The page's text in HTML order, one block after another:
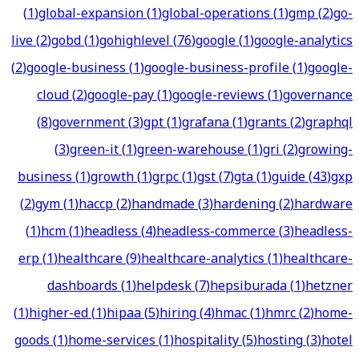
(1)global-expansion(1)global-operations(1)gmp(2)go-
live(2)gobd(1)gohighlevel(76)google(1)google-analytics
(2)google-business(1)google-business-profile(1)google-
cloud(2)google-pay(1)google-reviews(1)governance
(8)government(3)gpt(1)grafana(1)grants(2)graphql
(3)green-it(1)green-warehouse(1)gri(2)growing-
business(1)growth(1)grpc(1)gst(7)gta(1)guide(43)gxp
(2)gym(1)haccp(2)handmade(3)hardening(2)hardware
(1)hcm(1)headless(4)headless-commerce(3)headless-
erp(1)healthcare(9)healthcare-analytics(1)healthcare-
dashboards(1)helpdesk(7)hepsiburada(1)hetzner
(1)higher-ed(1)hipaa(5)hiring(4)hmac(1)hmrc(2)home-
goods(1)home-services(1)hospitality(5)hosting(3)hotel